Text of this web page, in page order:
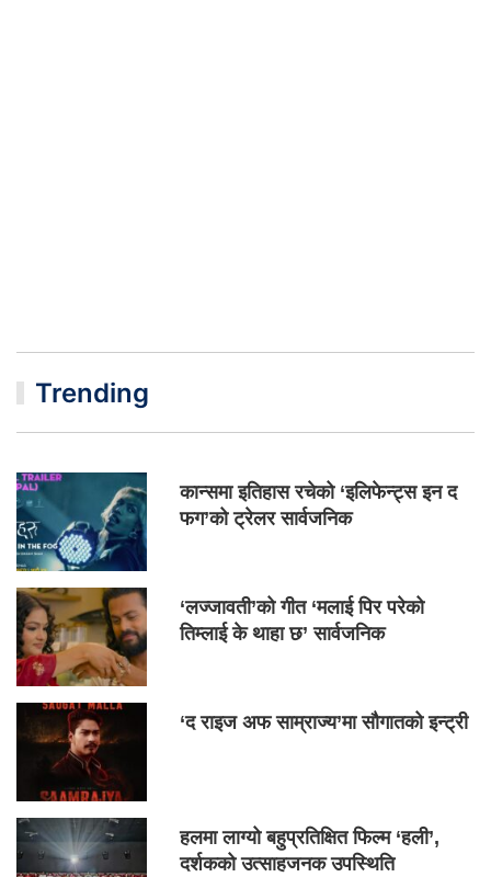
Trending
कान्समा इतिहास रचेको ‘इलिफेन्ट्स इन द
फग’को ट्रेलर सार्वजनिक
‘लज्जावती’को गीत ‘मलाई पिर परेको
तिम्लाई के थाहा छ’ सार्वजनिक
‘द राइज अफ साम्राज्य’मा सौगातको इन्ट्री
हलमा लाग्यो बहुप्रतिक्षित फिल्म ‘हली’,
दर्शकको उत्साहजनक उपस्थिति